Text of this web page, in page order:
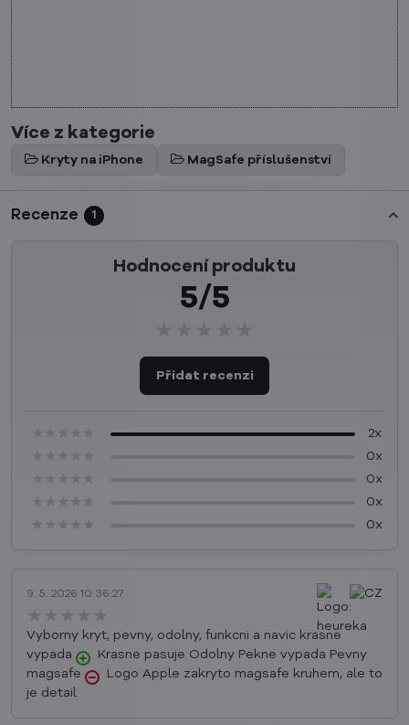
Více z kategorie
Kryty na iPhone MagSafe příslušenství
Recenze 1
Hodnocení produktu
5/5
Přidat recenzi
2x
0x
0x
0x
0x
9. 5. 2026 10:36:27
Vyborny kryt, pevny, odolny, funkcni a navic krasne
vypada
Krasne pasuje Odolny Pekne vypada Pevny
magsafe
Logo Apple zakryto magsafe kruhem, ale to
je detail